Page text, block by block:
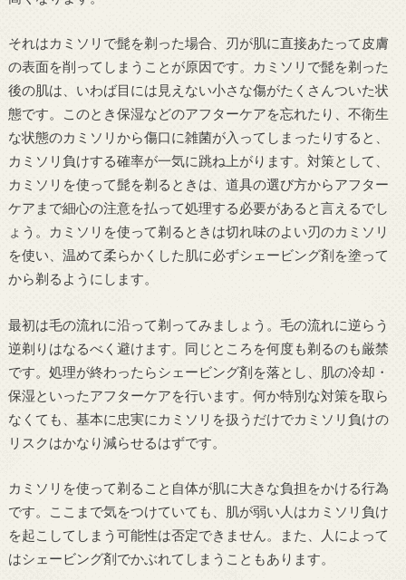
それはカミソリで髭を剃った場合、刃が肌に直接あたって皮膚
の表面を削ってしまうことが原因です。カミソリで髭を剃った
後の肌は、いわば目には見えない小さな傷がたくさんついた状
態です。このとき保湿などのアフターケアを忘れたり、不衛生
な状態のカミソリから傷口に雑菌が入ってしまったりすると、
カミソリ負けする確率が一気に跳ね上がります。対策として、
カミソリを使って髭を剃るときは、道具の選び方からアフター
ケアまで細心の注意を払って処理する必要があると言えるでし
ょう。カミソリを使って剃るときは切れ味のよい刃のカミソリ
を使い、温めて柔らかくした肌に必ずシェービング剤を塗って
から剃るようにします。
最初は毛の流れに沿って剃ってみましょう。毛の流れに逆らう
逆剃りはなるべく避けます。同じところを何度も剃るのも厳禁
です。処理が終わったらシェービング剤を落とし、肌の冷却・
保湿といったアフターケアを行います。何か特別な対策を取ら
なくても、基本に忠実にカミソリを扱うだけでカミソリ負けの
リスクはかなり減らせるはずです。
カミソリを使って剃ること自体が肌に大きな負担をかける行為
です。ここまで気をつけていても、肌が弱い人はカミソリ負け
を起こしてしまう可能性は否定できません。また、人によって
はシェービング剤でかぶれてしまうこともあります。